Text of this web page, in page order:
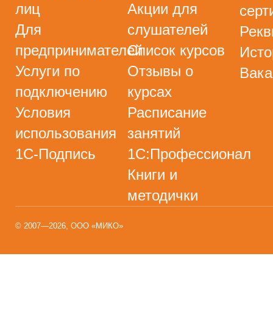
лиц
Для
предпринимателей
Услуги по
подключению
Условия
использования
1С-Подпись
Акции для
слушателей
Список курсов
Отзывы о
курсах
Расписание
занятий
1С:Профессионал
Книги и
методички
© 2007—2026, ООО «МИКО»